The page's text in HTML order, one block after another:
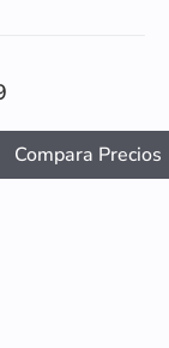
Compara Precios